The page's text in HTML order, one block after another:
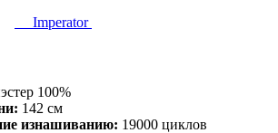
Imperator
100%
142 см
изнашиванию: 19000 циклов